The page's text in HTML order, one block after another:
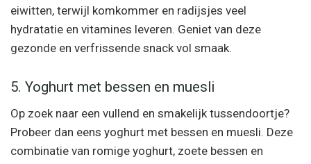
eiwitten, terwijl komkommer en radijsjes veel
hydratatie en vitamines leveren. Geniet van deze
gezonde en verfrissende snack vol smaak.
5. Yoghurt met bessen en muesli
Op zoek naar een vullend en smakelijk tussendoortje?
Probeer dan eens yoghurt met bessen en muesli. Deze
combinatie van romige yoghurt, zoete bessen en